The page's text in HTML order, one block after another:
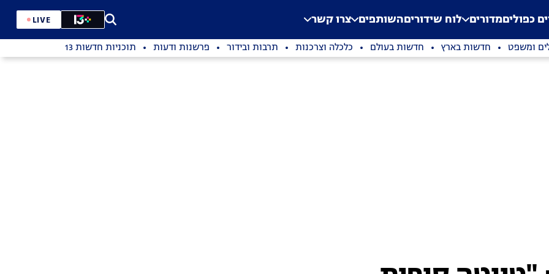
Application error: a
. כפוליםמדורים לוח שידוריםהשותפים צרו קשר LIVE
ומשפט חדשות בארץ חדשות בעולם כלכלה וצרכנות תרבות ובידור פרשנות ודעות תוכניות חדשות 13